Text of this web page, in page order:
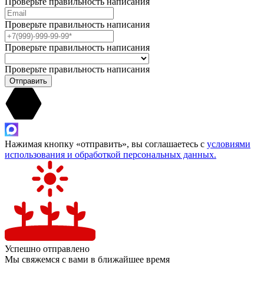
Проверьте правильность написания
Проверьте правильность написания
Проверьте правильность написания
Отправить
Нажимая кнопку «отправить», вы соглашаетесь с условиями
использования и обработкой персональных данных.
Успешно отправлено
Мы свяжемся с вами в ближайшее время